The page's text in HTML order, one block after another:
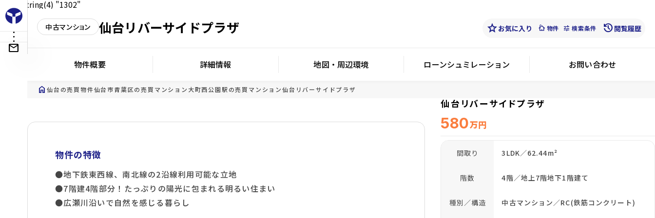
int(1) string(4) "1302"
中古マンション 仙台リバーサイドプラザ starお気に入り cottage物件 tune 検索条件 history 閲覧履歴
物件概要 詳細情報 地図・周辺環境 ローンシュミレーション お問い合わせ
home 仙台の売買物件仙台市青葉区の売買マンション 大町西公園駅の売買マンション仙台リバーサイドプラザ
仙台リバーサイドプラザ
580万円
間取り 3LDK／62.44m²
階数 4階／地上7階地下1階建て
種別／構造 中古マンション／RC(鉄筋コンクリート)
物件の特徴
●地下鉄東西線、南北線の2沿線利用可能な立地
●7階建4階部分！たっぷりの陽光に包まれる明るい住まい
●広瀬川沿いで自然を感じる暮らし